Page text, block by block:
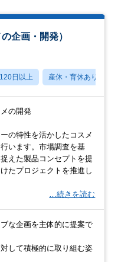
企画・開発）
日以上 産休・育休あり
の開発
の特性を活かしたコスメ
います。市場調査を基
えた製品コンセプトを提
たプロジェクトを推進し
…続きを読む
な企画を主体的に提案で
して積極的に取り組む姿